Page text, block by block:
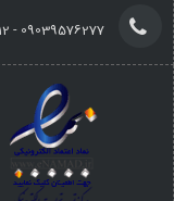
09039576277 - 06153227712